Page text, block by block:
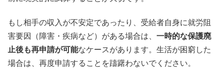
もし相手の収入が不安定であったり、受給者自身に就労阻
害要因（障害・疾病など）がある場合は、 一時的な保護廃
止後も再申請が可能なケースがあります。生活が困窮した
場合は、再度申請することを躊躇わないでください。